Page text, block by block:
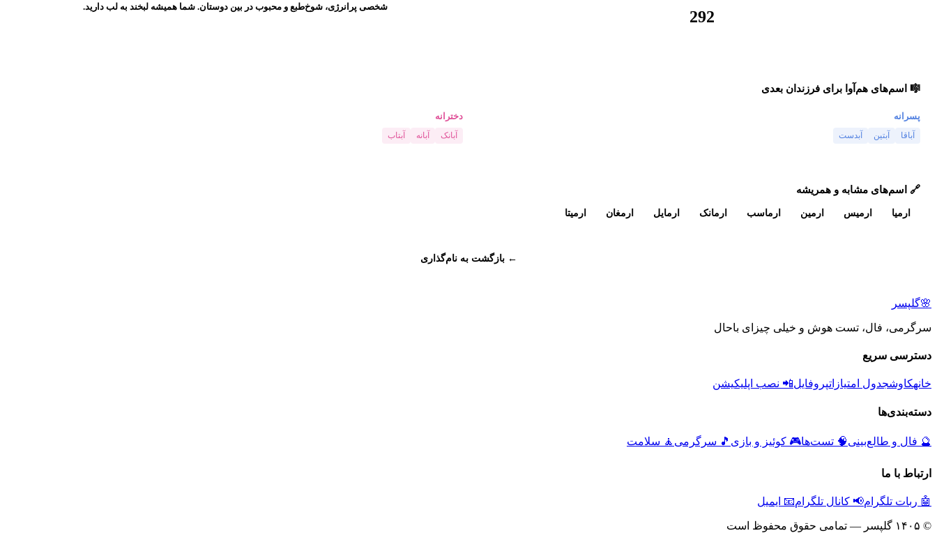
292
شخصی پرانرژی، شوخ‌طبع و محبوب در بین دوستان. شما همیشه لبخند به لب دارید.
🎼 اسم‌های هم‌آوا برای فرزندان بعدی
پسرانه
آباقا آبتین آبدست
دخترانه
آبانک آبانه آبتاب
🔗 اسم‌های مشابه و همریشه
ارمیا ارمیس ارمین ارماسب ارمانک ارمایل ارمغان ارمیتا
← بازگشت به نام‌گذاری
🌸گلپسر
سرگرمی، فال، تست هوش و خیلی چیزای باحال
دسترسی سریع
خانهکاوشجدول امتیازاتپروفایل📲 نصب اپلیکیشن
دسته‌بندی‌ها
🔮 فال و طالع‌بینی🧠 تست‌ها🎮 کوئیز و بازی 🎵 سرگرمی 🧘 سلامت
ارتباط با ما
🤖 ربات تلگرام📢 کانال تلگرام📧 ایمیل
© ۱۴۰۵ گلپسر — تمامی حقوق محفوظ است